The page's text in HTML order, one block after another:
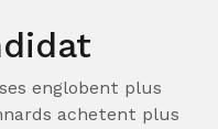
englobent plus
achetent plus